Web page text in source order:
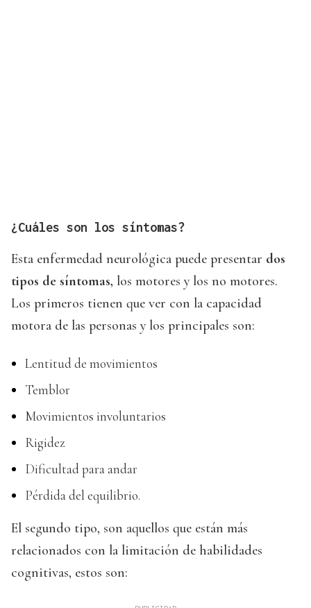
¿Cuáles son los síntomas?
Esta enfermedad neurológica puede presentar dos
tipos de síntomas, los motores y los no motores.
Los primeros tienen que ver con la capacidad
motora de las personas y los principales son:
Lentitud de movimientos
Temblor
Movimientos involuntarios
Rigidez
Dificultad para andar
Pérdida del equilibrio.
El segundo tipo, son aquellos que están más
relacionados con la limitación de habilidades
cognitivas, estos son: